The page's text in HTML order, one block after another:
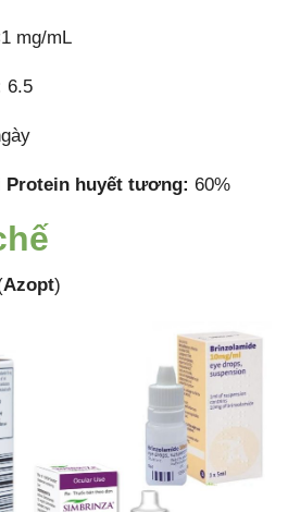
mg/mL
6.5
Protein huyết tương: 60%
Azopt)